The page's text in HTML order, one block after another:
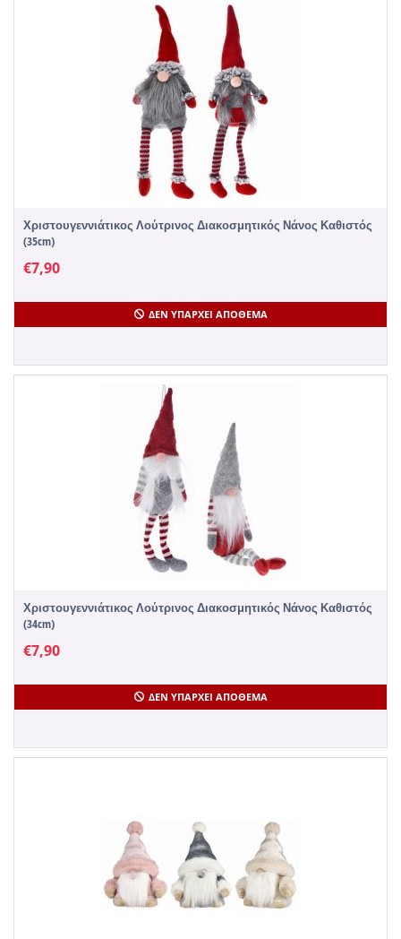
Χριστουγεννιάτικος Λούτρινος Διακοσμητικός Νάνος Καθιστός
(35cm)
€7,90
ΔΕΝ ΥΠΆΡΧΕΙ ΑΠΌΘΕΜΑ
Χριστουγεννιάτικος Λούτρινος Διακοσμητικός Νάνος Καθιστός
(34cm)
€7,90
ΔΕΝ ΥΠΆΡΧΕΙ ΑΠΌΘΕΜΑ